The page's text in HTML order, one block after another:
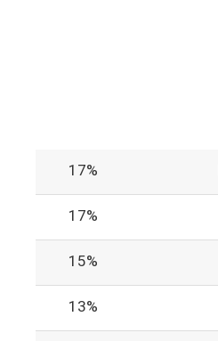
17%
17%
15%
13%